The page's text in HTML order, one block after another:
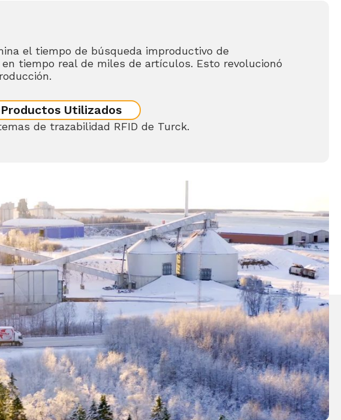
el tiempo de búsqueda improductivo de
tiempo real de miles de artículos. Esto revolucionó
Productos Utilizados
de trazabilidad RFID de Turck.